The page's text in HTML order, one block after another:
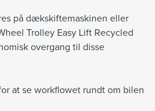
på dækskiftemaskinen eller
Trolley Easy Lift Recycled
overgang til disse
at se workflowet rundt om bilen